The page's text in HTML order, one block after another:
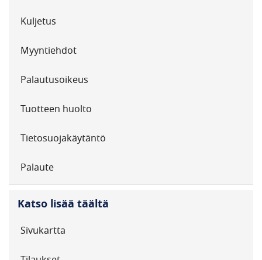
Kuljetus
Myyntiehdot
Palautusoikeus
Tuotteen huolto
Tietosuojakäytäntö
Palaute
Katso lisää täältä
Sivukartta